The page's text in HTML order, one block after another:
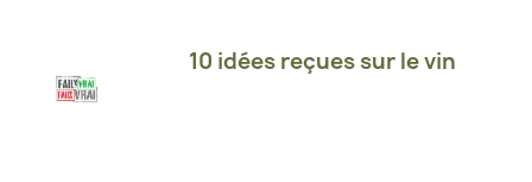
10 idées reçues sur le vin